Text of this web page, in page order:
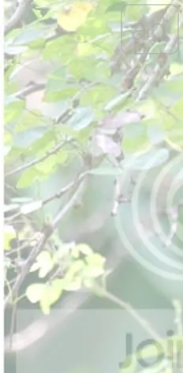
ผลงานสีน้ำชุดล่าสุด นกน้อยต
รวมมิตร นกปรอด สไตล์ คิกขุ
วาดนกใสๆ สไตล์ คิกขุจัง
How to draw a bird (การวาด
นกเบื้องต้น)
หรรษาสีน้ำ
สบายๆกับปากกา
ดินสอที่รัก
ad